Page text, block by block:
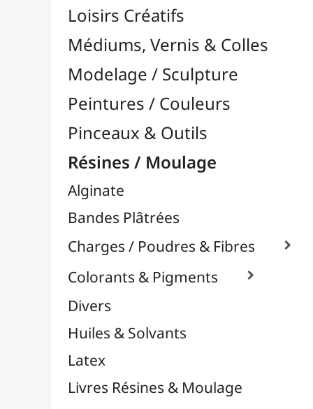
Colorants & Pigments 
Huiles & Solvants
Livres Résines & Moulage
Moules Silicones

Plastiline
Plastique à Mouler
Powertex
Powertex - Poudres Stone Art
Résines Diverses
Résines UV
Silicones
Vernis Spéciaux
Supports Dessin & Peinture
Transport / Rangement